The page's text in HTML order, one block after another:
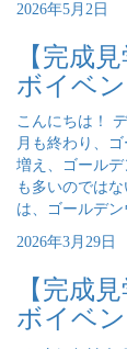
2026年5月2日
【完成
ボイベ
こんにちは！
月も終わり、
増え、ゴール
も多いのでは
は、ゴールデ
2026年3月29日
【完成
ボイベ